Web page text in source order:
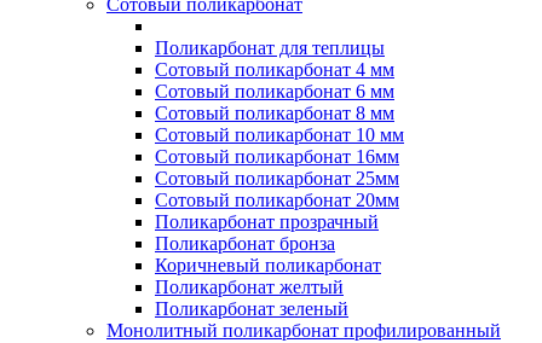
Сотовый поликарбонат
Поликарбонат для теплицы
Сотовый поликарбонат 4 мм
Сотовый поликарбонат 6 мм
Сотовый поликарбонат 8 мм
Сотовый поликарбонат 10 мм
Сотовый поликарбонат 16мм
Сотовый поликарбонат 25мм
Сотовый поликарбонат 20мм
Поликарбонат прозрачный
Поликарбонат бронза
Коричневый поликарбонат
Поликарбонат желтый
Поликарбонат зеленый
Монолитный поликарбонат профилированный